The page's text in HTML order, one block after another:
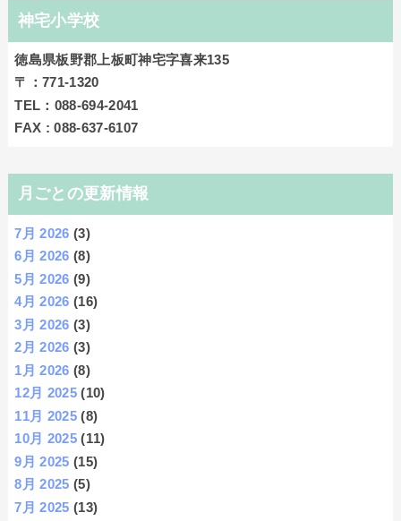
神宅小学校
徳島県板野郡上板町神宅字喜来135
〒：771‐1320
TEL：088-694-2041
FAX : 088-637-6107
月ごとの更新情報
7月 2026 (3)
6月 2026 (8)
5月 2026 (9)
4月 2026 (16)
3月 2026 (3)
2月 2026 (3)
1月 2026 (8)
12月 2025 (10)
11月 2025 (8)
10月 2025 (11)
9月 2025 (15)
8月 2025 (5)
7月 2025 (13)